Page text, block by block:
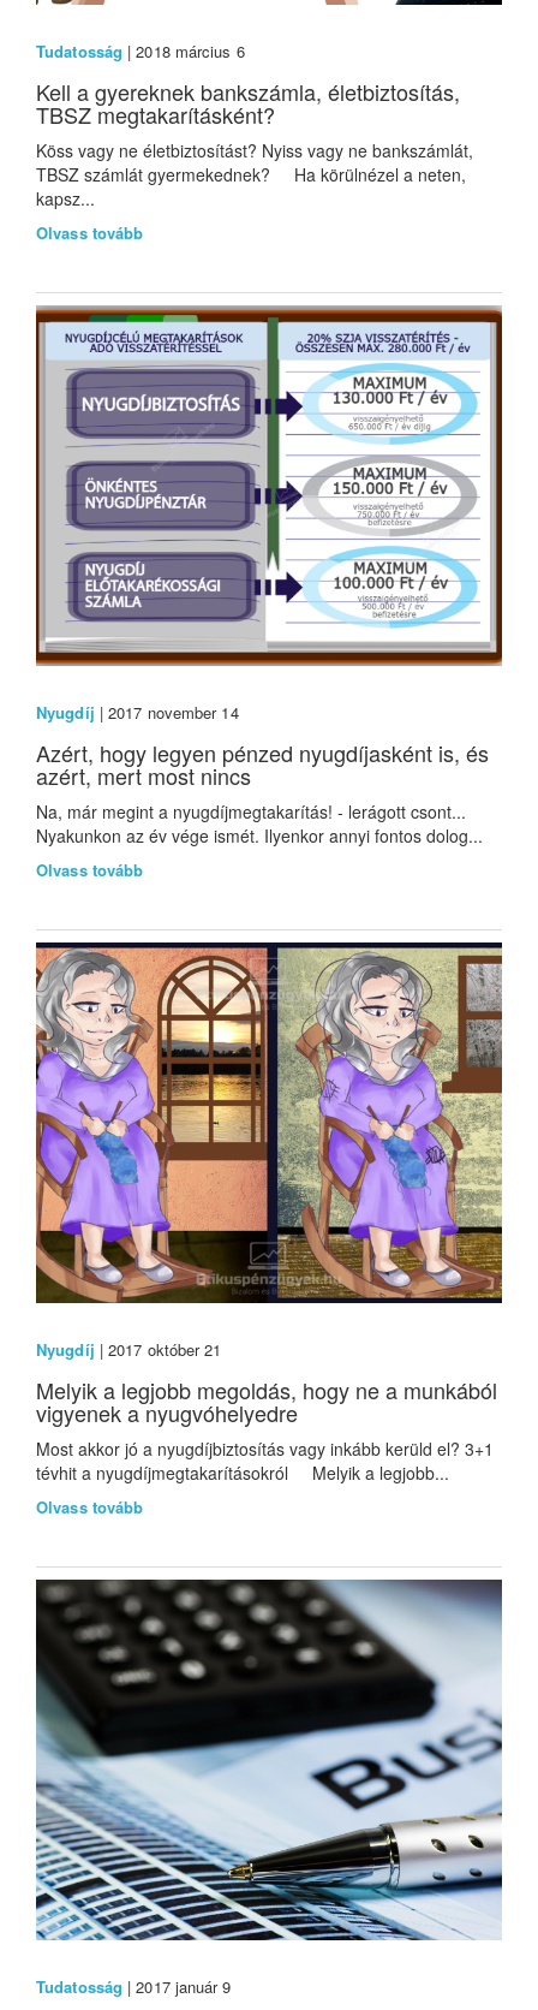
Tudatosság | 2018 március 6
Kell a gyereknek bankszámla, életbiztosítás,
TBSZ megtakarításként?
Köss vagy ne életbiztosítást? Nyiss vagy ne bankszámlát,
TBSZ számlát gyermekednek? Ha körülnézel a neten,
kapsz...
Olvass tovább
Nyugdíj | 2017 november 14
Azért, hogy legyen pénzed nyugdíjasként is, és
azért, mert most nincs
Na, már megint a nyugdíjmegtakarítás! - lerágott csont...
Nyakunkon az év vége ismét. Ilyenkor annyi fontos dolog...
Olvass tovább
Nyugdíj | 2017 október 21
Melyik a legjobb megoldás, hogy ne a munkából
vigyenek a nyugvóhelyedre
Most akkor jó a nyugdíjbiztosítás vagy inkább kerüld el? 3+1
tévhit a nyugdíjmegtakarításokról Melyik a legjobb...
Olvass tovább
Tudatosság | 2017 január 9